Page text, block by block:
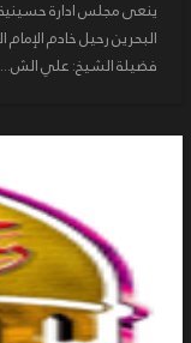
ينعى مجلس ادارة
البحرين رحيل خادم
فضيلة الشيخ: علي الش...